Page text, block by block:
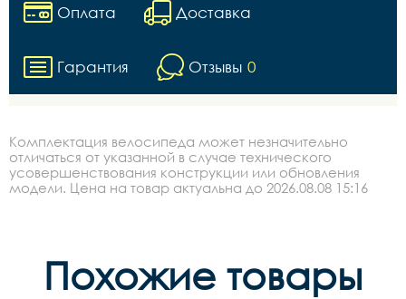
Оплата Доставка
Гарантия Отзывы 0
Комплектация велосипеда может незначительно
отличаться от указанной в случае технического
усовершенствования конструкции или обновления
модели. Цена на товар актуальна до 2026.08.08 15:16
Похожие товары